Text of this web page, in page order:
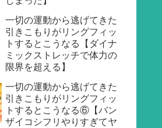
一切の運動から逃げてきた
引きこもりがリングフィッ
トするとこうなる【ダイナ
ミックストレッチで体力の
限界を超える】
一切の運動から逃げてきた
引きこもりがリングフィッ
トするとこうなる⑥【バン
ザイコシフリやりすぎてヤ